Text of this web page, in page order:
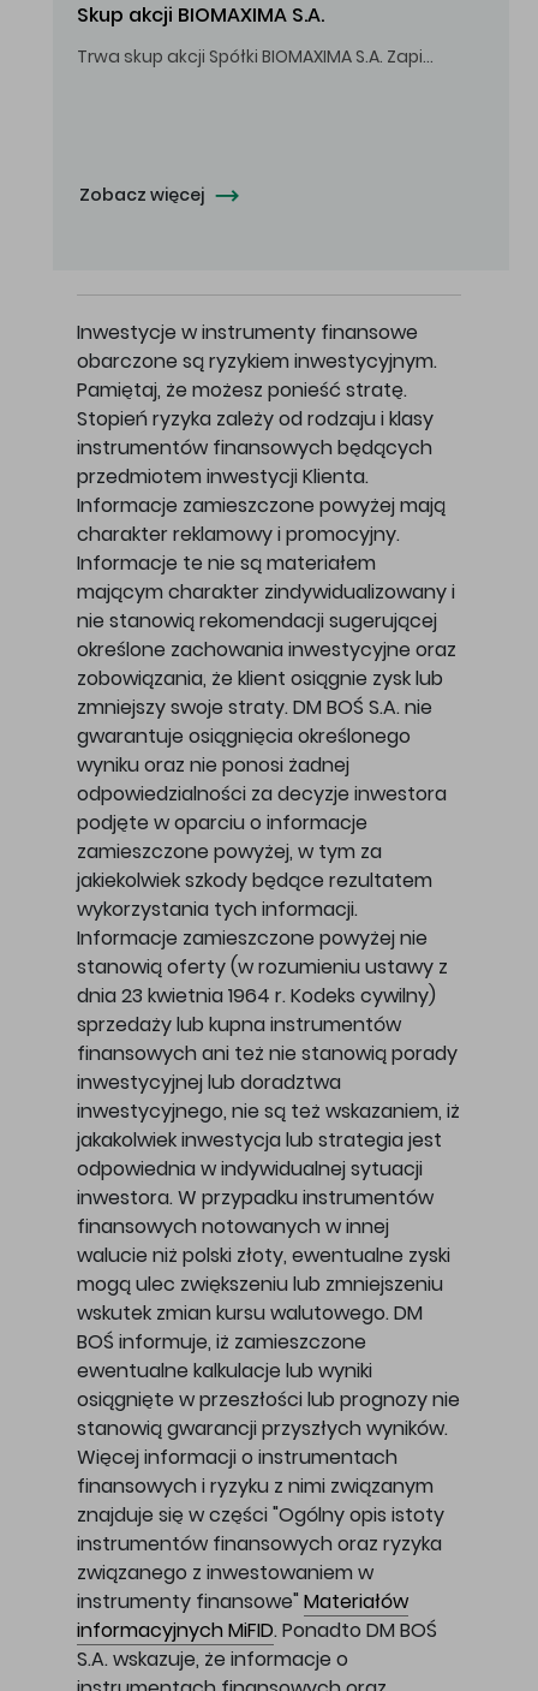
Skup akcji BIOMAXIMA S.A.
Trwa skup akcji Spółki BIOMAXIMA S.A. Zapisy do 4 sierpnia 2026 r. do godz. 16.00.
Zobacz więcej
Inwestycje w instrumenty finansowe
obarczone są ryzykiem inwestycyjnym.
Pamiętaj, że możesz ponieść stratę.
Stopień ryzyka zależy od rodzaju i klasy
instrumentów finansowych będących
przedmiotem inwestycji Klienta.
Informacje zamieszczone powyżej mają
charakter reklamowy i promocyjny.
Informacje te nie są materiałem
mającym charakter zindywidualizowany i
nie stanowią rekomendacji sugerującej
określone zachowania inwestycyjne oraz
zobowiązania, że klient osiągnie zysk lub
zmniejszy swoje straty. DM BOŚ S.A. nie
gwarantuje osiągnięcia określonego
wyniku oraz nie ponosi żadnej
odpowiedzialności za decyzje inwestora
podjęte w oparciu o informacje
zamieszczone powyżej, w tym za
jakiekolwiek szkody będące rezultatem
wykorzystania tych informacji.
Informacje zamieszczone powyżej nie
stanowią oferty (w rozumieniu ustawy z
dnia 23 kwietnia 1964 r. Kodeks cywilny)
sprzedaży lub kupna instrumentów
finansowych ani też nie stanowią porady
inwestycyjnej lub doradztwa
inwestycyjnego, nie są też wskazaniem, iż
jakakolwiek inwestycja lub strategia jest
odpowiednia w indywidualnej sytuacji
inwestora. W przypadku instrumentów
finansowych notowanych w innej
walucie niż polski złoty, ewentualne zyski
mogą ulec zwiększeniu lub zmniejszeniu
wskutek zmian kursu walutowego. DM
BOŚ informuje, iż zamieszczone
ewentualne kalkulacje lub wyniki
osiągnięte w przeszłości lub prognozy nie
stanowią gwarancji przyszłych wyników.
Więcej informacji o instrumentach
finansowych i ryzyku z nimi związanym
znajduje się w części "Ogólny opis istoty
instrumentów finansowych oraz ryzyka
związanego z inwestowaniem w
instrumenty finansowe" Materiałów
informacyjnych MiFID. Ponadto DM BOŚ
S.A. wskazuje, że informacje o